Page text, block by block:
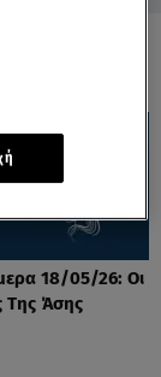
18/05/26: Οι
Της Άσης